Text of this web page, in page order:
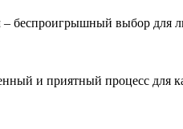
беспроигрышный выбор для
и приятный процесс